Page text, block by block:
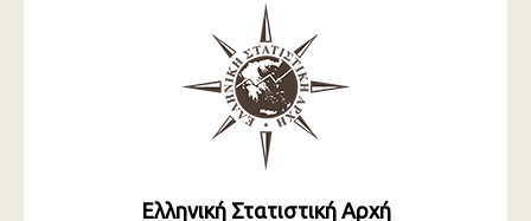
Ελληνική Στατιστική Αρχή